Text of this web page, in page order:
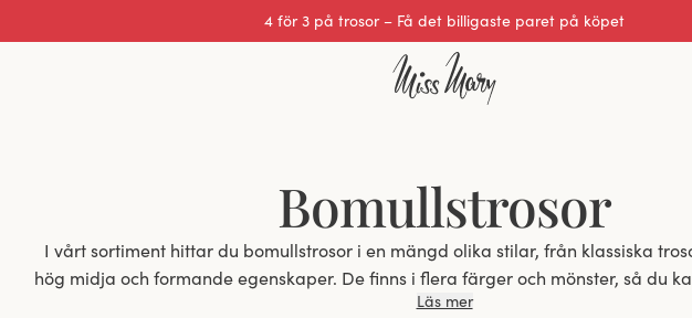
Utmärkt 0 av 5
Bomullstrosor
I vårt sortiment hittar du bomullstrosor i en mängd olika stilar, från klassiska trosor till
hög midja och formande egenskaper. De finns i flera färger och mönster, så du
som passar din personliga stil.
Läs mer